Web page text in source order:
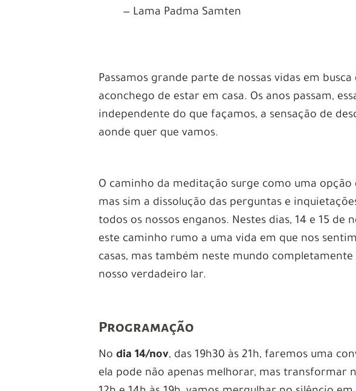
— Lama Padma Samten
Passamos grande parte de nossas vidas em
aconchego de estar em casa. Os anos passam,
independente do que façamos, a sensação de
aonde quer que vamos.
O caminho da meditação surge como uma
mas sim a dissolução das perguntas e
todos os nossos enganos. Nestes dias, 14 e 15
este caminho rumo a uma vida em que nos
casas, mas também neste mundo
nosso verdadeiro lar.
Programação
Nodia 14/nov, das 19h30 às 21h, faremos uma
ela pode não apenas melhorar, mas transformar